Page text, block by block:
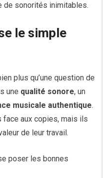
de sonorités inimitables.
le simple
plus qu’une question de
une qualité sonore, un
musicale authentique.
face aux copies, mais ils
de leur travail.
poser les bonnes